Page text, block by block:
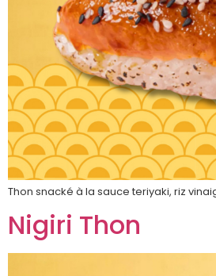
Thon snacké à la sauce teriyaki, riz
Nigiri Thon